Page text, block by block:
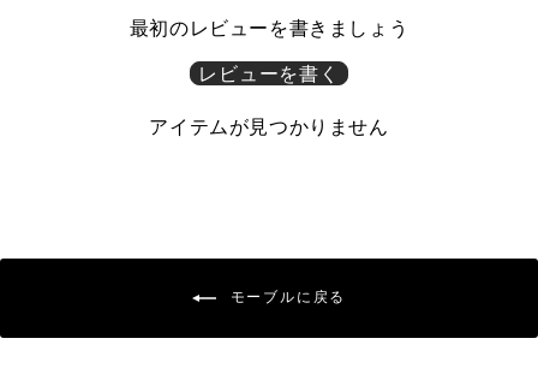
最初のレビューを書きましょう
レビューを書く
アイテムが見つかりません
モーブルに戻る